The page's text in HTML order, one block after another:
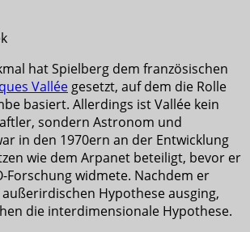
hat Spielberg dem französischen
Vallée gesetzt, auf dem die Rolle
basiert. Allerdings ist Vallée kein
sondern Astronom und
in den 1970ern an der Entwicklung
wie dem Arpanet beteiligt, bevor er
Forschung widmete. Nachdem er
Hypothese ausging,
die interdimensionale Hypothese.